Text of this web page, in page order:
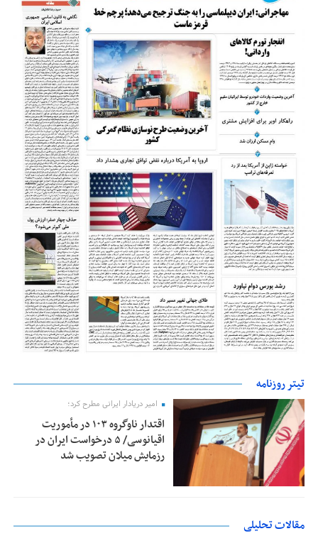
تیتر روزنامه
امیر دریادار ایرانی مطرح کرد؛
اقتدار ناوگروه ۱۰۳ در مأموریت‌
اقیانوسی/ ۵ درخواست ایران در
رزمایش میلان تصویب شد
مقالات تحلیلی